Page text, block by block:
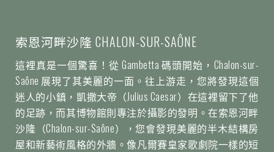
索恩河畔沙隆 CHALON-SUR-SAÔNE
這裡真是一個驚喜！從 Gambetta 碼頭開始，Chalon-sur-
Saône 展現了其美麗的一面。往上游走，您將發現這個
迷人的小鎮，凱撒大帝（Julius Caesar）在這裡留下了他
的足跡，而其博物館則專注於攝影的發明。在索恩河畔
沙隆（Chalon-sur-Saône），您會發現美麗的半木結構房
屋和新藝術風格的外牆。像凡爾賽皇家歌劇院一樣的短